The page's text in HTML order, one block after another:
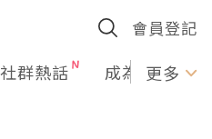
會員登記
社群熱話 成為U更多